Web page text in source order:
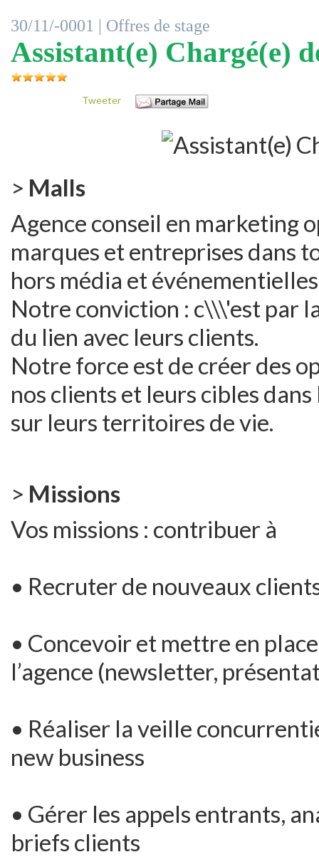
30/11/-0001 | Offres de stage
Assistant(e) Chargé(e)
Tweeter
> Malls
Agence conseil en marketing
marques et entreprises dans
hors média et
Notre conviction : c\\\'est par
du lien avec leurs clients.
Notre force est de créer des
nos clients et leurs cibles
sur leurs territoires de vie.
> Missions
Vos missions : contribuer à
• Recruter de nouveaux
• Concevoir et mettre en
l’agence (newsletter,
• Réaliser la veille
new business
• Gérer les appels entrants,
briefs clients